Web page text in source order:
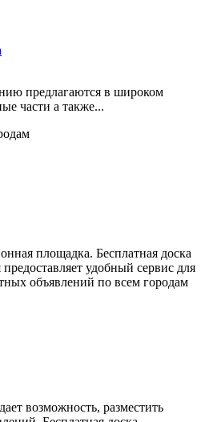
предлагаются в широком
части а также...
площадка. Бесплатная доска
удобный сервис для
объявлений по всем городам
возможность, разместить